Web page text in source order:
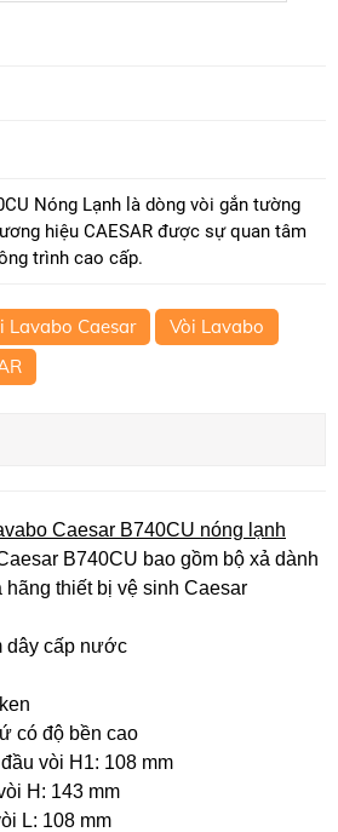
Nóng Lạnh là dòng vòi gắn tường
hiệu CAESAR được sự quan tâm
trình cao cấp.
Lavabo Caesar
Vòi Lavabo
Caesar B740CU nóng lạnh
B740CU bao gồm bộ xả dành
hãng thiết bị vệ sinh Caesar
dây cấp nước
có độ bền cao
vòi H1: 108 mm
H: 143 mm
L: 108 mm